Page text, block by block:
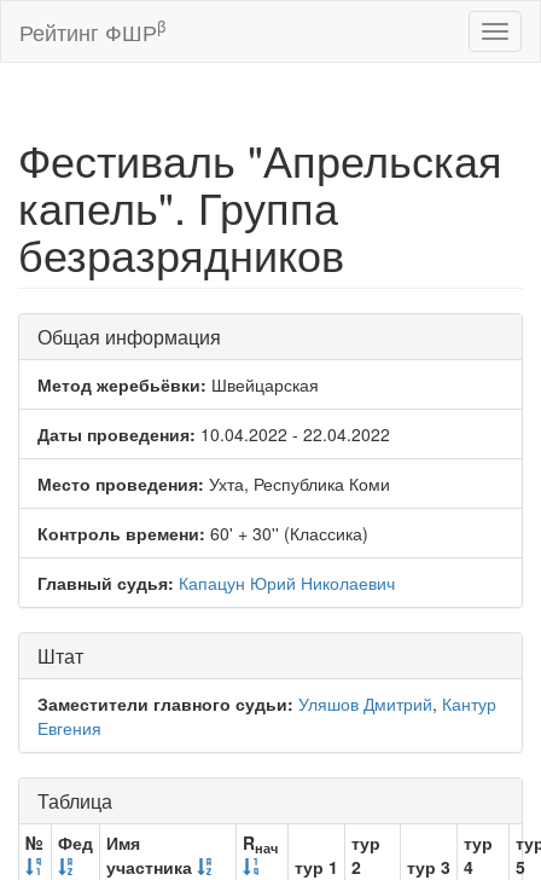
Рейтинг ФШРβ
Фестиваль "Апрельская
капель". Группа
безразрядников
Общая информация
Метод жеребьёвки: Швейцарская
Даты проведения: 10.04.2022 - 22.04.2022
Место проведения: Ухта, Республика Коми
Контроль времени: 60' + 30'' (Классика)
Главный судья: Капацун Юрий Николаевич
Штат
Заместители главного судьи: Уляшов Дмитрий, Кантур
Евгения
Таблица
№ Фед Имя
участника
Rнач
тур 1
тур
2
тур 3
тур
4
5